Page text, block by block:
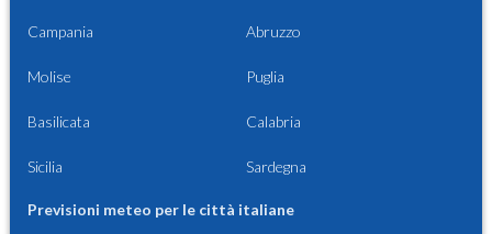
Campania Abruzzo
Molise Puglia
Basilicata Calabria
Sicilia Sardegna
Previsioni meteo per le città italiane